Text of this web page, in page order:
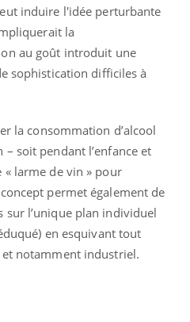
induire l'idée perturbante
la
au goût introduit une
sophistication difficiles à
la consommation d’alcool
soit pendant l’enfance et
« larme de vin » pour
permet également de
sur l’unique plan individuel
en esquivant tout
notamment industriel.